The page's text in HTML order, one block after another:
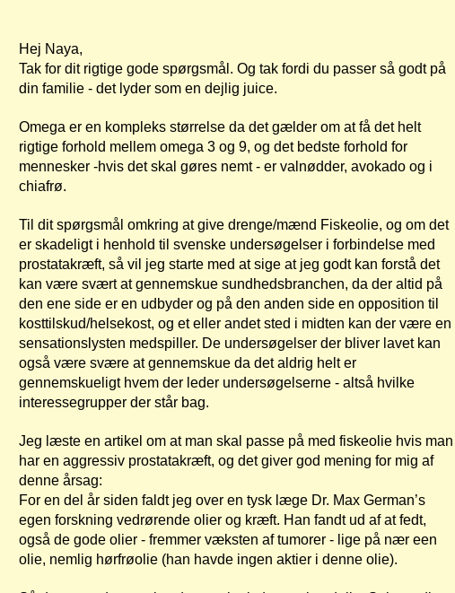
Hej Naya,
Tak for dit rigtige gode spørgsmål. Og tak fordi du passer så godt på
din familie - det lyder som en dejlig juice.
Omega er en kompleks størrelse da det gælder om at få det helt
rigtige forhold mellem omega 3 og 9, og det bedste forhold for
mennesker -hvis det skal gøres nemt - er valnødder, avokado og i
chiafrø.
Til dit spørgsmål omkring at give drenge/mænd Fiskeolie, og om det
er skadeligt i henhold til svenske undersøgelser i forbindelse med
prostatakræft, så vil jeg starte med at sige at jeg godt kan forstå det
kan være svært at gennemskue sundhedsbranchen, da der altid på
den ene side er en udbyder og på den anden side en opposition til
kosttilskud/helsekost, og et eller andet sted i midten kan der være en
sensationslysten medspiller. De undersøgelser der bliver lavet kan
også være svære at gennemskue da det aldrig helt er
gennemskueligt hvem der leder undersøgelserne - altså hvilke
interessegrupper der står bag.
Jeg læste en artikel om at man skal passe på med fiskeolie hvis man
har en aggressiv prostatakræft, og det giver god mening for mig af
denne årsag:
For en del år siden faldt jeg over en tysk læge Dr. Max German’s
egen forskning vedrørende olier og kræft. Han fandt ud af at fedt,
også de gode olier - fremmer væksten af tumorer - lige på nær een
olie, nemlig hørfrøolie (han havde ingen aktier i denne olie).